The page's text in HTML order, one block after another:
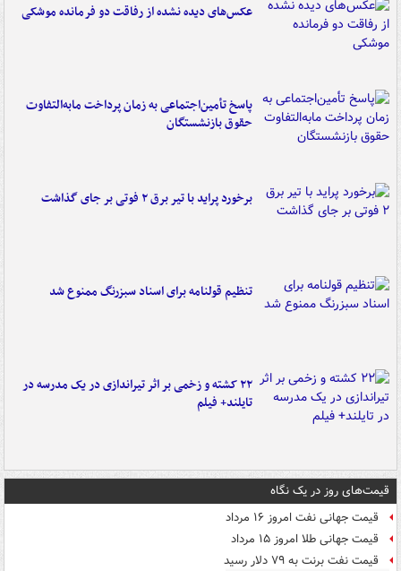
عکس‌های دیده نشده از رفاقت دو فرمانده‌ موشکی
پاسخ تأمین‌اجتماعی به زمان پرداخت مابه‌التفاوت
حقوق بازنشستگان
برخورد پراید با تیر برق ۲ فوتی بر جای گذاشت
تنظیم قولنامه برای اسناد سبزرنگ ممنوع شد
۲۲ کشته و زخمی بر اثر تیراندازی در یک مدرسه در
تایلند+ فیلم
قیمت‌های روز در یک نگاه
قیمت جهانی نفت امروز ۱۶ مرداد
قیمت جهانی طلا امروز ۱۵ مرداد
قیمت نفت برنت به ۷۹ دلار رسید